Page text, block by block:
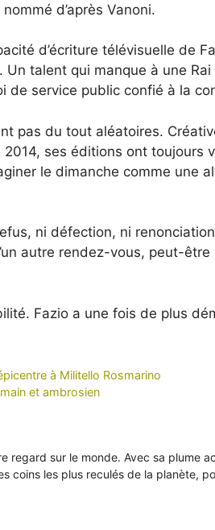
d’après Vanoni.
d’écriture télévisuelle de
talent qui manque à une Rai
de service public confié à la
pas du tout aléatoires.
ses éditions ont toujours
le dimanche comme une
ni défection, ni
autre rendez-vous, peut-être
Fazio a une fois de plus
à Militello Rosmarino
et ambrosien
regard sur le monde. Avec sa plume
coins les plus reculés de la planète,